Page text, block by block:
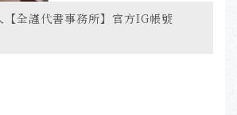
全謹代書事務所】官方IG帳號